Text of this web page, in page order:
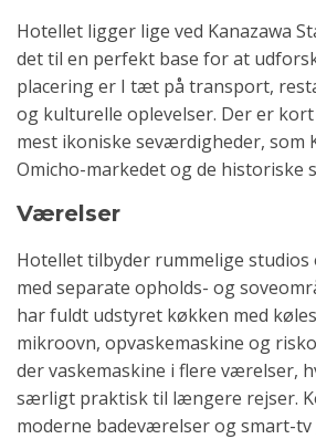
Hotellet ligger lige ved Kanazawa
det til en perfekt base for at
placering er I tæt på transport,
og kulturelle oplevelser. Der er
mest ikoniske seværdigheder, som
Omicho-markedet og de historiske
Værelser
Hotellet tilbyder rummelige studios
med separate opholds- og
har fuldt udstyret køkken med
mikroovn, opvaskemaskine og
der vaskemaskine i flere værelser,
særligt praktisk til længere rejser.
moderne badeværelser og smart-